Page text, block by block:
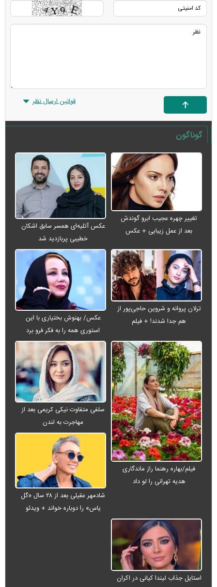
قوانین ارسال نظر
گوناگون
تغییر چهره عجیب ابرو گوندش
بعد از عمل زیبایی + عکس
عکس آتلیه‌ای همسر سابق اشکان
خطیبی پربازدید شد
ترلان پروانه و شروین حاجی‌پور از
هم جدا شدند! + فیلم
عکس/ بهنوش بختیاری با این
استوری همه را به فکر فرو برد
فیلم/بهاره رهنما راز ماندگاری
هدیه تهرانی را لو داد
سلفی متفاوت نیکی کریمی بعد از
مهاجرت به لندن
شادمهر عقیلی بعد از ۲۸ سال «گل
یاس» را دوباره خواند + ویدئو
استایل جذاب لیندا کیانی در اکران